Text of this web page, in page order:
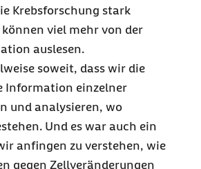
Krebsforschung stark
viel mehr von der
auslesen.
soweit, dass wir die
Information einzelner
und analysieren, wo
Und es war auch ein
anfingen zu verstehen, wie
gegen Zellveränderungen